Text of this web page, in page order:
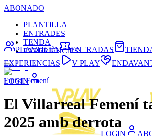
ABONADO
PLANTILLA
ENTRADES
TENDA
EXPERIÈNCIES
LOGIN
LOGIN
PLANTILLA ENTRADAS
EXPERIENCIAS
V PLAY
Futbol Femení
El Villarreal Femení
2025 amb derrota